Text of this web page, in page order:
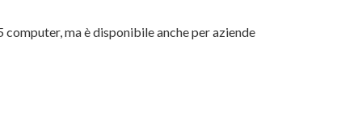
ma è disponibile anche per aziende